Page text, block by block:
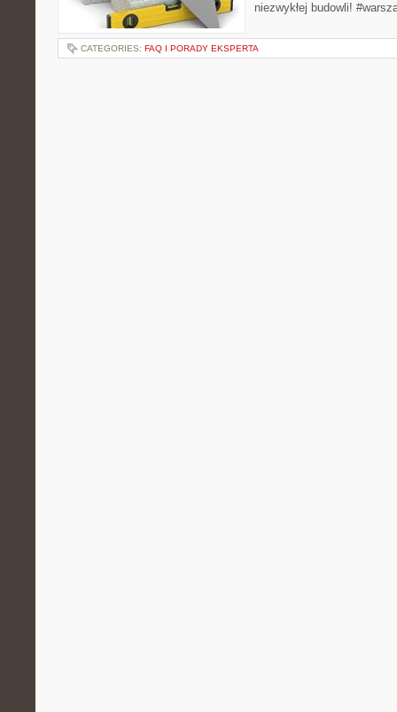
niezwykłej budowli!
CATEGORIES: FAQ I PORADY EKSPERTA